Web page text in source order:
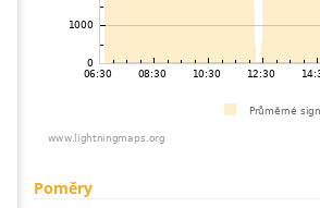
Poměry